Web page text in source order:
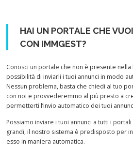
HAI UN PORTALE CHE
CON IMMGEST?
Conosci un portale che non è presente nella
possibilità di inviarli i tuoi annunci in modo
Nessun problema, basta che chiedi al tuo
con noi e provvederemmo al più presto a
permetterti l’invio automatico dei tuoi
Possiamo inviare i tuoi annunci a tutti i
grandi, il nostro sistema è predisposto per
esso in maniera automatica.